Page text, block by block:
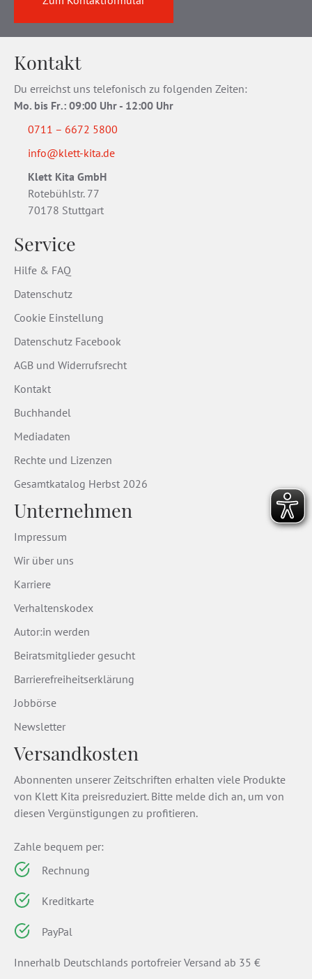
Kontakt
Du erreichst uns telefonisch zu folgenden Zeiten:
Mo. bis Fr.: 09:00 Uhr - 12:00 Uhr
0711 – 6672 5800
info@klett-kita.de
Klett Kita GmbH
Rotebühlstr. 77
70178 Stuttgart
Service
Hilfe & FAQ
Datenschutz
Cookie Einstellung
Datenschutz Facebook
AGB und Widerrufsrecht
Kontakt
Buchhandel
Mediadaten
Rechte und Lizenzen
Gesamtkatalog Herbst 2026
Unternehmen
Impressum
Wir über uns
Karriere
Verhaltenskodex
Autor:in werden
Beiratsmitglieder gesucht
Barrierefreiheitserklärung
Jobbörse
Newsletter
Versandkosten
Abonnenten unserer Zeitschriften erhalten viele Produkte
von Klett Kita preisreduziert. Bitte melde dich an, um von
diesen Vergünstigungen zu profitieren.
Zahle bequem per:
Rechnung
Kreditkarte
PayPal
Innerhalb Deutschlands portofreier Versand ab 35 €